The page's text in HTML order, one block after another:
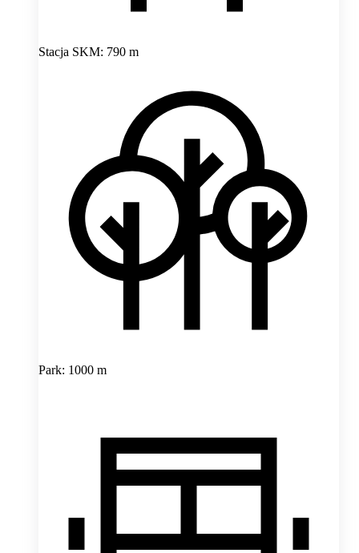
Stacja SKM: 790 m
Park: 1000 m